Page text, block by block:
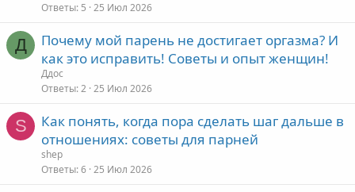
Ответы 5 25 Июл 2026
Д
Почему мой парень не достигает оргазма? И
как это исправить! Советы и опыт женщин!
Ддос
Ответы 2 25 Июл 2026
S
Как понять, когда пора сделать шаг дальше в
отношениях: советы для парней
shep
Ответы 6 25 Июл 2026